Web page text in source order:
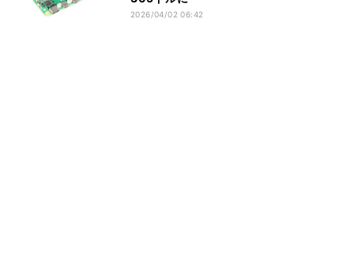
2026/04/02 06:42